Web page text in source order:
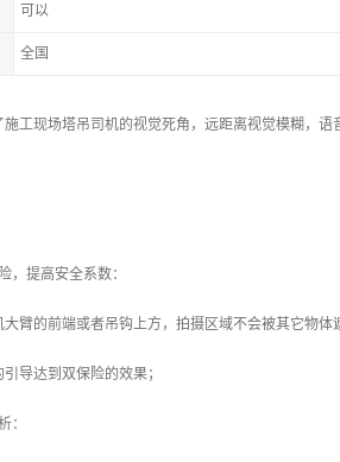
可以
全国
工现场塔吊司机的视觉死角，远距离视觉模糊，
，提高安全系数：
臂的前端或者吊钩上方，拍摄区域不会被其它物
导达到双保险的效果；
：